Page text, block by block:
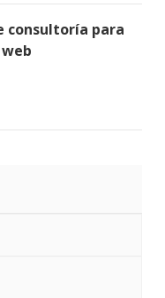
consultoría para